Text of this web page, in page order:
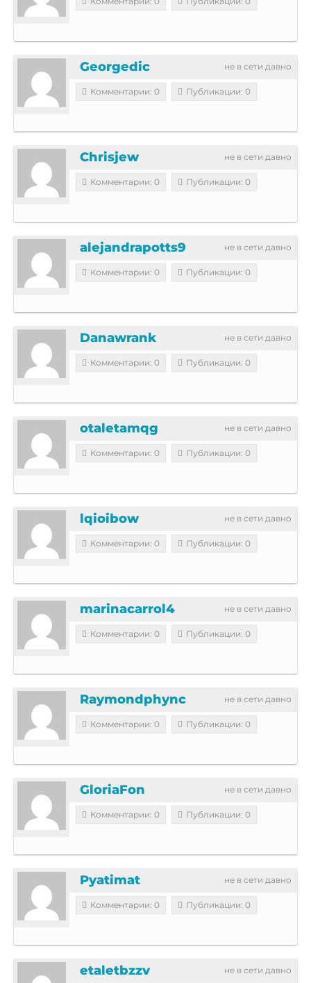
не в сети давно
Georgedic
Комментарии: 0 Публикации: 0
не в сети давно
Chrisjew
Комментарии: 0 Публикации: 0
не в сети давно
alejandrapotts9
Комментарии: 0 Публикации: 0
не в сети давно
Danawrank
Комментарии: 0 Публикации: 0
не в сети давно
otaletamqg
Комментарии: 0 Публикации: 0
не в сети давно
lqioibow
Комментарии: 0 Публикации: 0
не в сети давно
marinacarrol4
Комментарии: 0 Публикации: 0
не в сети давно
Raymondphync
Комментарии: 0 Публикации: 0
не в сети давно
GloriaFon
Комментарии: 0 Публикации: 0
не в сети давно
Pyatimat
Комментарии: 0 Публикации: 0
не в сети давно
etaletbzzv